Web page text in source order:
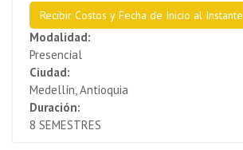
Recibir Costos y Fecha de Inicio al Instante
Modalidad:
Presencial
Ciudad:
Medellín, Antioquia
Duración:
8 SEMESTRES